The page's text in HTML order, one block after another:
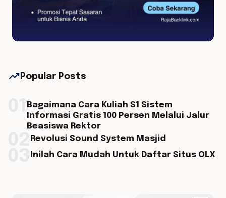
trending_up Popular Posts
Bagaimana Cara Kuliah S1 Sistem
Informasi Gratis 100 Persen Melalui Jalur
Beasiswa Rektor
Revolusi Sound System Masjid
Inilah Cara Mudah Untuk Daftar Situs OLX